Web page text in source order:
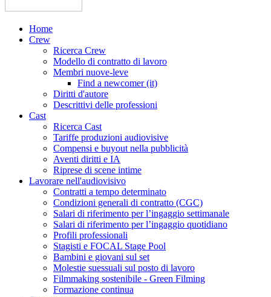
Home
Crew
Ricerca Crew
Modello di contratto di lavoro
Membri nuove-leve
Find a newcomer (it)
Diritti d'autore
Descrittivi delle professioni
Cast
Ricerca Cast
Tariffe produzioni audiovisive
Compensi e buyout nella pubblicità
Aventi diritti e IA
Riprese di scene intime
Lavorare nell'audiovisivo
Contratti a tempo determinato
Condizioni generali di contratto (CGC)
Salari di riferimento per l’ingaggio settimanale
Salari di riferimento per l’ingaggio quotidiano
Profili professionali
Stagisti e FOCAL Stage Pool
Bambini e giovani sul set
Molestie suessuali sul posto di lavoro
Filmmaking sostenibile - Green Filming
Formazione continua